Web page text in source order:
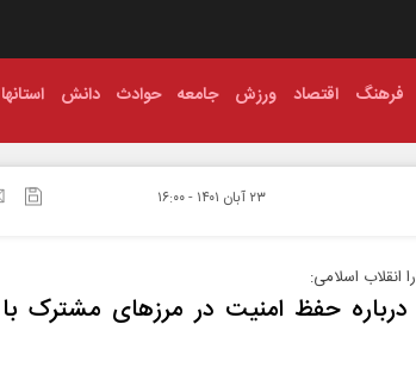
فرهنگ اقتصاد ورزش جامعه حوادث دانش استانها
۲۳ آبان ۱۴۰۱ - ۱۶:۰۰
انقلاب اسلامی:
حفظ امنیت در مرزهای مشترک با